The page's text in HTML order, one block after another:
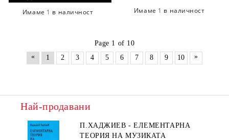
Имаме 1 в наличност Имаме 1 в наличност
Page 1 of 10
«
1 2 3 4 5 6 7 8 9 10 »
Най-продавани
П.ХАДЖИЕВ - ЕЛЕМЕНТАРНА
ТЕОРИЯ НА МУЗИКАТА